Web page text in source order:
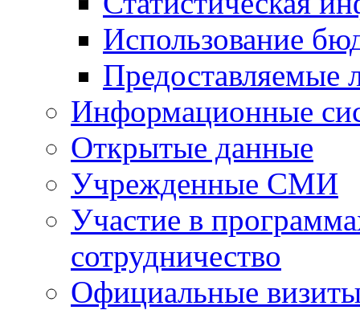
Использование
Предоставляемые
Информационные
Открытые данные
Учрежденные СМИ
Участие в
сотрудничество
Официальные